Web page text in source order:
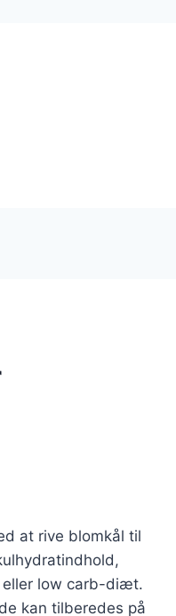
at rive blomkål til
eller low carb-diæt.
kan tilberedes på